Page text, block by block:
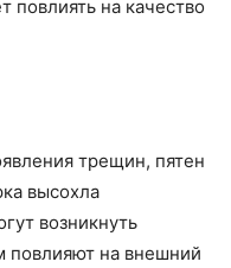
на качество
трещин, пятен
высохла
возникнуть
повлияют на внешний